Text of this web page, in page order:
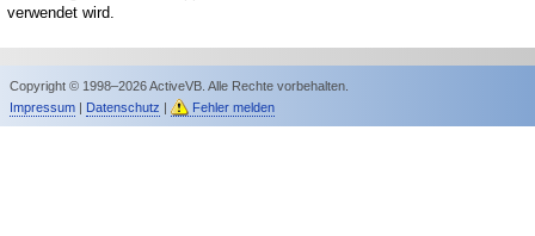
verwendet wird.
Copyright © 1998–2026 ActiveVB. Alle Rechte vorbehalten.
Impressum| Datenschutz | Fehler melden